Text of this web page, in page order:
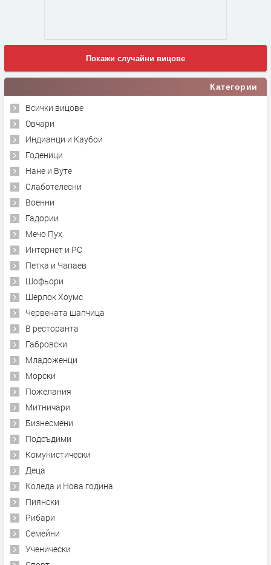
Покажи случайни вицове
Категории
Всички вицове
Овчари
Индианци и Каубои
Годеници
Нане и Вуте
Слаботелесни
Военни
Гадории
Мечо Пух
Интернет и PC
Петка и Чапаев
Шофьори
Шерлок Хоумс
Червената шапчица
В ресторанта
Габровски
Младоженци
Морски
Пожелания
Митничари
Бизнесмени
Подсъдими
Комунистически
Деца
Коледа и Нова година
Пиянски
Рибари
Семейни
Ученически